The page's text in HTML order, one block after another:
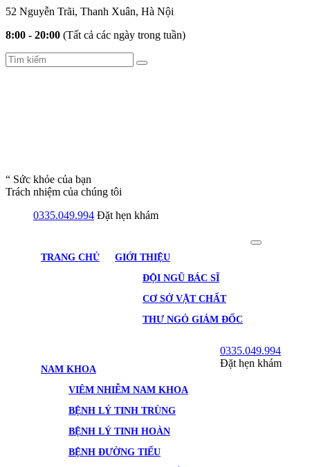
52 Nguyễn Trãi, Thanh Xuân, Hà Nội
8:00 - 20:00 (Tất cả các ngày trong tuần)
“ Sức khỏe của bạn
Trách nhiệm của chúng tôi
0335.049.994 Đặt hẹn khám
TRANG CHỦ
GIỚI THIỆU
ĐỘI NGŨ BÁC SĨ
CƠ SỞ VẬT CHẤT
THƯ NGỎ GIÁM ĐỐC
NAM KHOA
VIÊM NHIỄM NAM KHOA
BỆNH LÝ TINH TRÙNG
BỆNH LÝ TINH HOÀN
BỆNH ĐƯỜNG TIỂU
0335.049.994
Đặt hẹn khám